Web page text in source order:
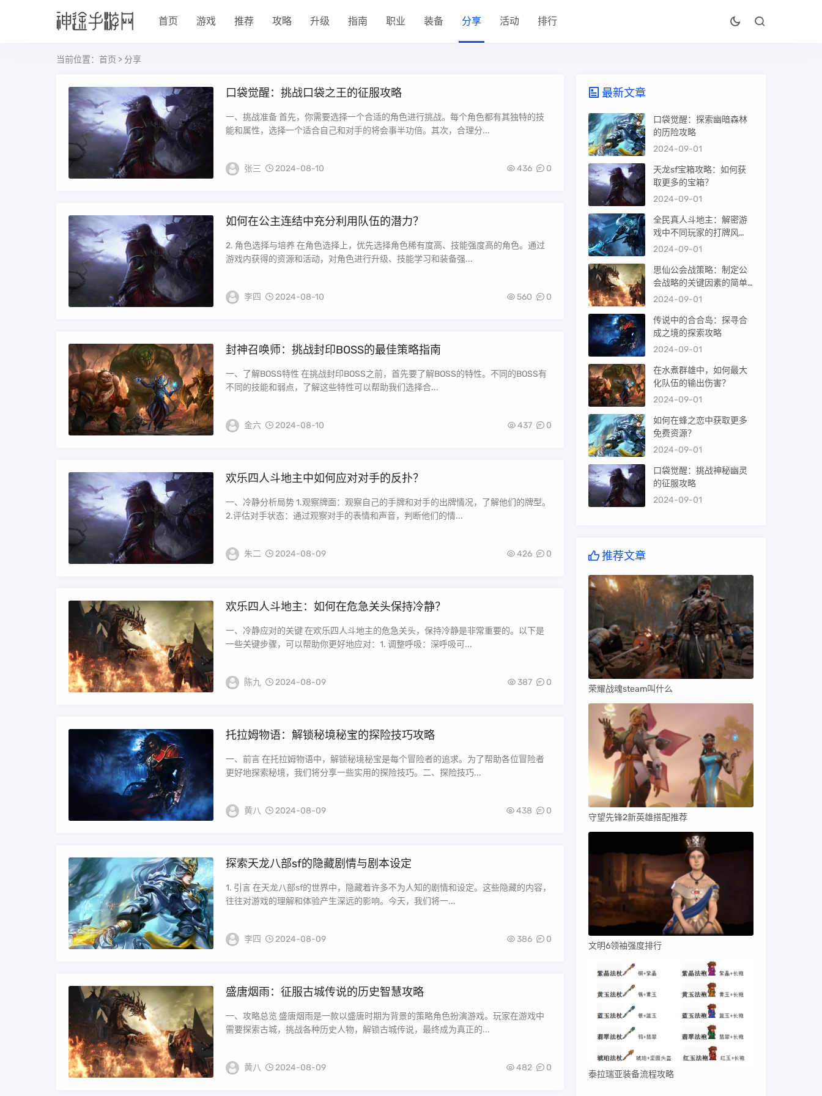
首页 游戏 推荐 攻略 升级 指南 职业 装备 分享 活动 排行
当前位置： 首页 > 分享
口袋觉醒：挑战口袋之王的征服攻略
一、挑战准备 首先，你需要选择一个合适的角色进行挑战。每个角色都有其独特的技
能和属性，选择一个适合自己和对手的将会事半功倍。其次，合理分...
张三 2024-08-10 436 0
如何在公主连结中充分利用队伍的潜力？
2. 角色选择与培养 在角色选择上，优先选择角色稀有度高、技能强度高的角色。通过
游戏内获得的资源和活动，对角色进行升级、技能学习和装备强...
李四 2024-08-10 560 0
封神召唤师：挑战封印BOSS的最佳策略指南
一、了解BOSS特性 在挑战封印BOSS之前，首先要了解BOSS的特性。不同的BOSS有
不同的技能和弱点，了解这些特性可以帮助我们选择合...
金六 2024-08-10 437 0
欢乐四人斗地主中如何应对对手的反扑？
一、冷静分析局势 1.观察牌面：观察自己的手牌和对手的出牌情况，了解他们的牌型。
2.评估对手状态：通过观察对手的表情和声音，判断他们的情...
朱二 2024-08-09 426 0
欢乐四人斗地主：如何在危急关头保持冷静？
一、冷静应对的关键 在欢乐四人斗地主的危急关头，保持冷静是非常重要的。以下是
一些关键步骤，可以帮助你更好地应对：1. 调整呼吸：深呼吸可...
陈九 2024-08-09 387 0
托拉姆物语：解锁秘境秘宝的探险技巧攻略
一、前言 在托拉姆物语中，解锁秘境秘宝是每个冒险者的追求。为了帮助各位冒险者
更好地探索秘境，我们将分享一些实用的探险技巧。二、探险技巧...
黄八 2024-08-09 438 0
探索天龙八部sf的隐藏剧情与剧本设定
1. 引言 在天龙八部sf的世界中，隐藏着许多不为人知的剧情和设定。这些隐藏的内容，
往往对游戏的理解和体验产生深远的影响。今天，我们将一...
李四 2024-08-09 386 0
盛唐烟雨：征服古城传说的历史智慧攻略
一、攻略总览 盛唐烟雨是一款以盛唐时期为背景的策略角色扮演游戏。玩家在游戏中
需要探索古城，挑战各种历史人物，解锁古城传说，最终成为真正的...
黄八 2024-08-09 482 0
最新文章
口袋觉醒：探索幽暗森林
的历险攻略
2024-09-01
天龙sf宝箱攻略：如何获
取更多的宝箱？
2024-09-01
全民真人斗地主：解密游
戏中不同玩家的打牌风
格？的简单介绍
2024-09-01
思仙公会战策略：制定公
会战略的关键因素的简单
介绍
2024-09-01
传说中的合合岛：探寻合
成之境的探索攻略
2024-09-01
在水煮群雄中，如何最大
化队伍的输出伤害？
2024-09-01
如何在蜂之恋中获取更多
免费资源？
2024-09-01
口袋觉醒：挑战神秘幽灵
的征服攻略
2024-09-01
推荐文章
荣耀战魂steam叫什么
守望先锋2新英雄搭配推荐
文明6领袖强度排行
泰拉瑞亚装备流程攻略